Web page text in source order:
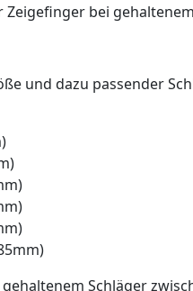
bei
und dazu passender
Schläger